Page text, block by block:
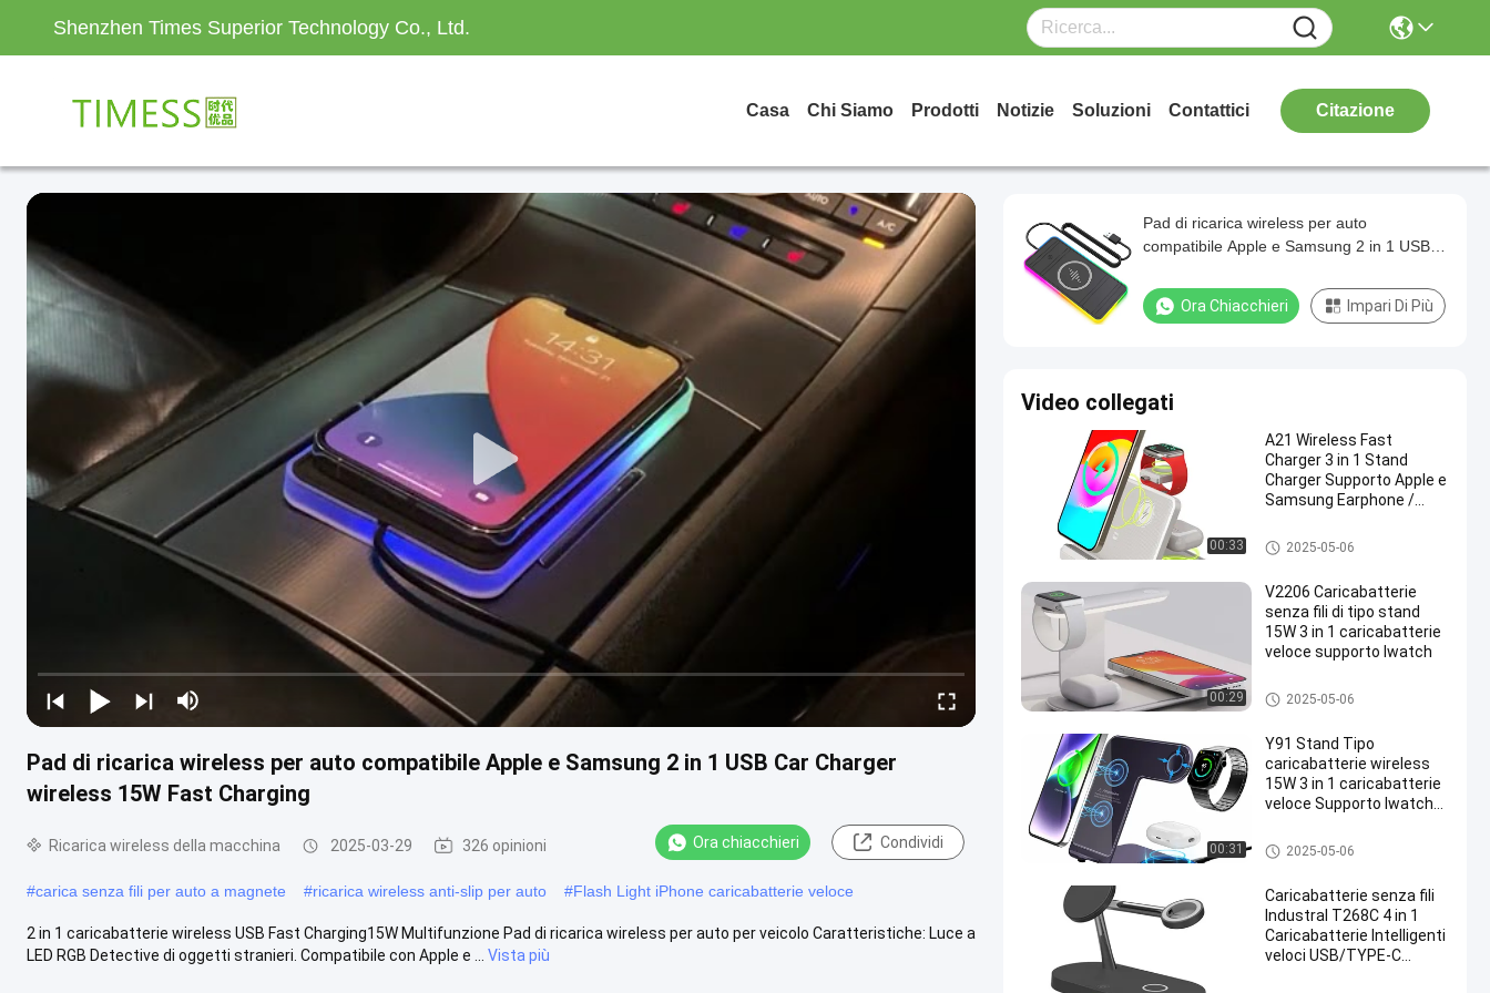
Shenzhen Times Superior Technology Co., Ltd.
Casa Chi Siamo Prodotti Notizie Soluzioni Contattici Citazione
Pad di ricarica wireless per auto compatibile Apple e Samsung 2 in 1 USB Car Charger
wireless 15W Fast Charging
Ricarica wireless della macchina 2025-03-29 326 opinioni Ora chiacchieri Condividi
#carica senza fili per auto a magnete #ricarica wireless anti-slip per auto #Flash Light iPhone caricabatterie veloce
2 in 1 caricabatterie wireless USB Fast Charging15W Multifunzione Pad di ricarica wireless per auto per veicolo Caratteristiche: Luce a
LED RGB Detective di oggetti stranieri. Compatibile con Apple e ...
Vista più
Pad di ricarica wireless per auto
compatibile Apple e Samsung 2 in 1 USB
Ora Chiacchieri Impari Di Più
Video collegati
00:33
A21 Wireless Fast
Charger 3 in 1 Stand
Charger Supporto Apple e
Samsung Earphone /
Ricarica wireless della macchi
na
2025-05-06
00:29
V2206 Caricabatterie
senza fili di tipo stand
15W 3 in 1 caricabatterie
veloce supporto Iwatch
Ricarica wireless della macchi
na
2025-05-06
00:31
Y91 Stand Tipo
caricabatterie wireless
15W 3 in 1 caricabatterie
veloce Supporto Iwatch
caricabatterie veloce
Ricarica wireless della macchi
na
2025-05-06
Caricabatterie senza fili
Industral T268C 4 in 1
Caricabatterie Intelligenti
veloci USB/TYPE-C